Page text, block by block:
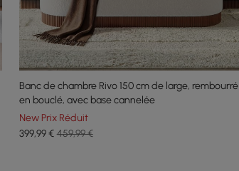
Banc de chambre Rivo 150 cm de large, rembourré
en bouclé, avec base cannelée
New Prix Réduit
399,99€ 459,99 €